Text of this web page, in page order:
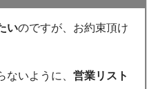
いのですが、お約束頂け
ないように、営業リスト